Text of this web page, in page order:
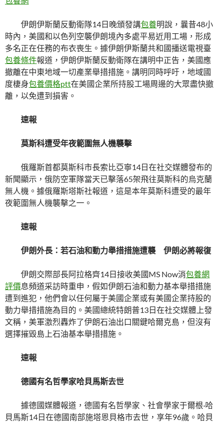
伊朗伊斯蘭反動衛隊14日晚頒發講包養明說，曩昔48小
時內，美國和以色列空襲伊朗境內多處平易近用工場，形成
多名正在任務的布衣喪生。據伊朗伊斯蘭共和國播送電視臺
包養條件報道，伊朗伊斯蘭反動衛隊在講明中正告，美國應
撤離在中東地域一切產業舉措措施。講明同時呼吁，地域國
度棲身包養價格ptt在美國企業所持股工場周邊的大眾盡快撤
離，以免遭到損害。
速報
莫斯科遭受年夜範圍無人機襲擊
俄羅斯首都莫斯科市長索比亞寧14日在社交媒體發布的
新聞顯示，俄防空軍隊當天已擊落65架飛往莫斯科的烏克蘭
無人機。據俄羅斯塔斯社報道，這是本年莫斯科遭受的最年
夜範圍無人機襲擊之一。
速報
伊朗外長：若石油和動力舉措措施遭襲 伊朗必將報復
伊朗交際部長阿拉格齊14日接收美國MS Now消包養網
評價息頻道采訪時重申，假如伊朗石油和動力基本舉措措施
遭到進犯，他們會以任何屬于美國企業或有美國企業持股的
動力舉措措施為目的。美國總統特朗普13日在社交媒體上發
文稱，美軍激烈轟炸了伊朗石油出口關鍵哈爾克島，但沒有
選擇摧毀島上石油基本舉措措施。
速報
德國有名哲學家哈貝馬斯去世
據德國媒體報道，德國有名哲學家、社會學家于爾根·哈
貝馬斯14日在德國南部施塔恩貝格市去世，享年96歲。哈貝